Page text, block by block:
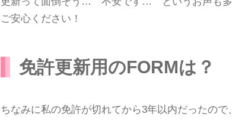
ご安心ください！
免許更新用のFORMは？
ちなみに私の免許が切れてから3年以内だったの